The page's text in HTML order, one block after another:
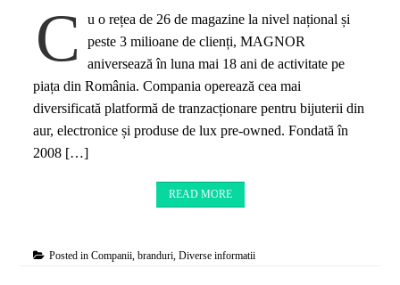
C
u o rețea de 26 de magazine la nivel național și
peste 3 milioane de clienți, MAGNOR
aniversează în luna mai 18 ani de activitate pe
piața din România. Compania operează cea mai
diversificată platformă de tranzacționare pentru bijuterii din
aur, electronice și produse de lux pre-owned. Fondată în
2008 […]
READ MORE
Posted inCompanii, branduri,Diverse informatii